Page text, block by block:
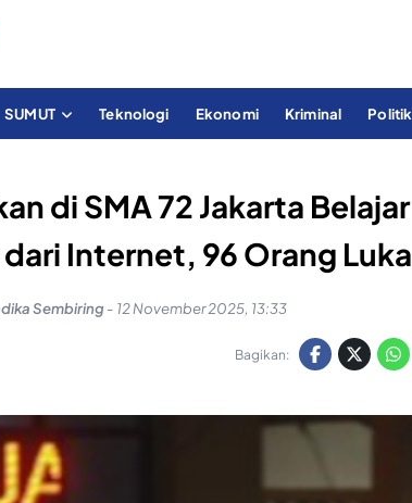
SUMUT Teknologi Ekonomi Kriminal Politik
di SMA 72 Jakarta Belajar
Internet, 96 Orang Luka
Sembiring- 12 November 2025, 13:33
Bagikan: